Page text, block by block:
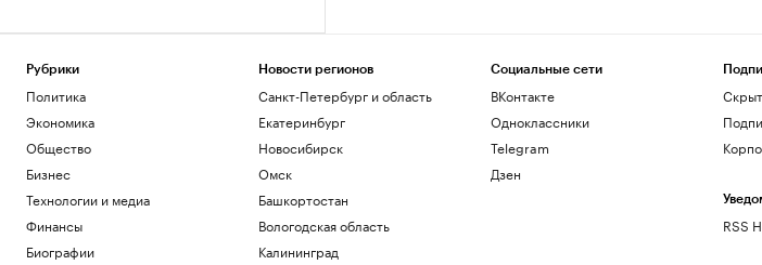
Рубрики
Политика
Экономика
Общество
Бизнес
Технологии и медиа
Финансы
Биографии
Новости регионов
Санкт-Петербург и область
Екатеринбург
Новосибирск
Омск
Башкортостан
Вологодская область
Калининград
Социальные сети
ВКонтакте
Одноклассники
Telegram
Дзен
RSS